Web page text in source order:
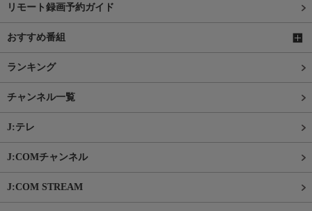
リモート録画予約ガイド
おすすめ番組
ランキング
チャンネル一覧
J:テレ
J:COMチャンネル
J:COM STREAM